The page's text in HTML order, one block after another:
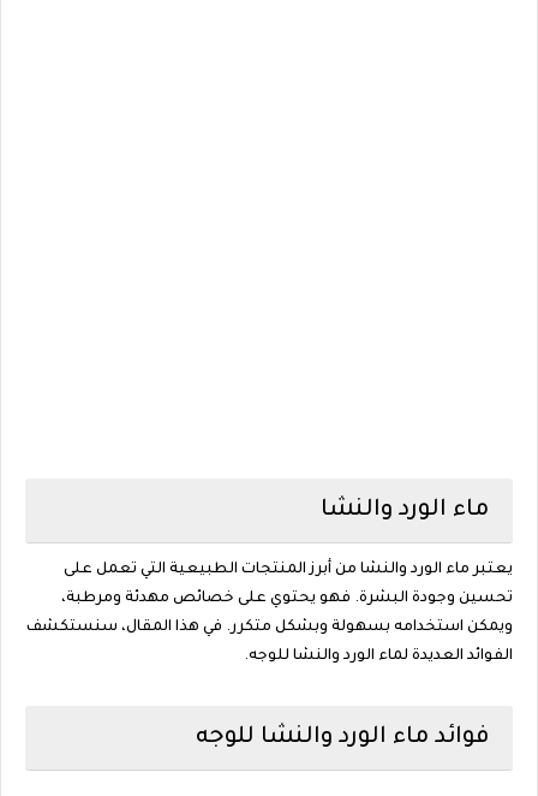
ماء الورد والنشا
يعتبر ماء الورد والنشا من أبرز المنتجات الطبيعية التي تعمل على
تحسين وجودة البشرة. فهو يحتوي على خصائص مهدئة ومرطبة،
ويمكن استخدامه بسهولة وبشكل متكرر. في هذا المقال، سنستكشف
الفوائد العديدة لماء الورد والنشا للوجه.
فوائد ماء الورد والنشا للوجه